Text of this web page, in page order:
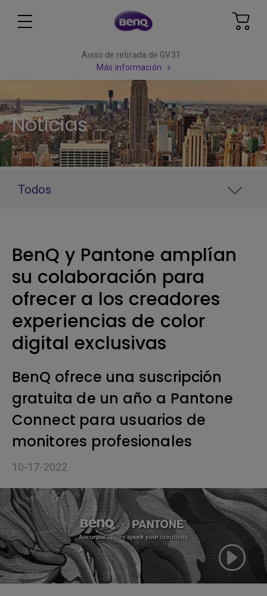
Aviso de retirada de GV31
Más información
Noticias
Todos
BenQ y Pantone amplían
su colaboración para
ofrecer a los creadores
experiencias de color
digital exclusivas
BenQ ofrece una suscripción
gratuita de un año a Pantone
Connect para usuarios de
monitores profesionales
10-17-2022